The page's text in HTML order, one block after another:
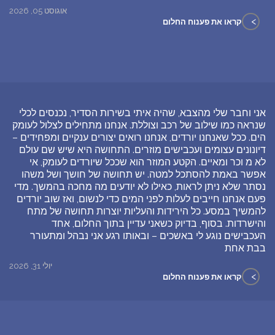
אוגוסט 05, 2026
> קראו את פענוח החלום
אני וחבר שלי מהצבא, שהיה איתי בשירות הסדיר, נכנסים לכלי
שנראה כמו שילוב של רכב וצוללת. אנחנו מתחילים לצלול לעומק
הים. ככל שאנחנו יורדים, אנחנו רואים יצורים ענקיים ומפחידים –
דיונונים עצומים ועכבישים מוזרים. התחושה היא שיש שם עולם
לא מ וכר ומאיים. הקטע המוזר הוא שככל שיורדים לעומק, אי
אפשר באמת להסתכל למטה. יש תחושה של חושך ושל משהו
נסתר שלא ניתן לראות, כאילו לא יודעים מה מחכה בהמשך. מדי
פעם אנחנו חייבים לעלות לפני המים כדי לנשום, ואז שוב יורדים
להמשיך במסע. כל הירידות והעליות יוצרות תחושה של מתח
והישרדות. בסוף, בדיוק כשאני עדיין בתוך החלום, אחד
העכבישים נוגע לי באשכים – ובאותו רגע אני נבהל ומתעורר
בבת אחת
יולי 31, 2026
> קראו את פענוח החלום